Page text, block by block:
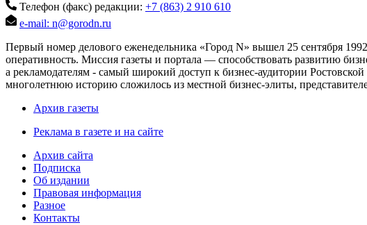
Телефон (факс) редакции: +7 (863) 2 910 610
e-mail: n@gorodn.ru
Первый номер делового еженедельника «Город N» вышел 25 сентября
оперативность. Миссия газеты и портала — способствовать развитию
а рекламодателям - самый широкий доступ к бизнес-аудитории
многолетнюю историю сложилось из местной бизнес-элиты,
Архив газеты
Реклама в газете и на сайте
Архив сайта
Подписка
Об издании
Правовая информация
Разное
Контакты